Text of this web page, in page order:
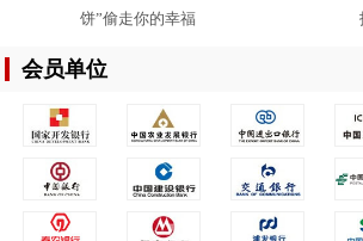
饼”偷走你的幸福
会员单位